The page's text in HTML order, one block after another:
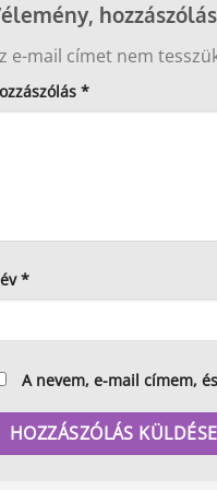
e-mail címet nem
*
*
A nevem, e-mail címem,